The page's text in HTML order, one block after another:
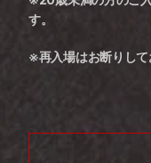
す。
※再入場はお断りして